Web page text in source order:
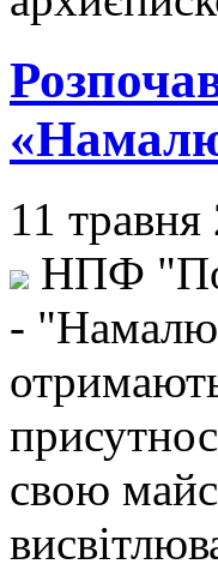
11 травня
НПФ
-
свою